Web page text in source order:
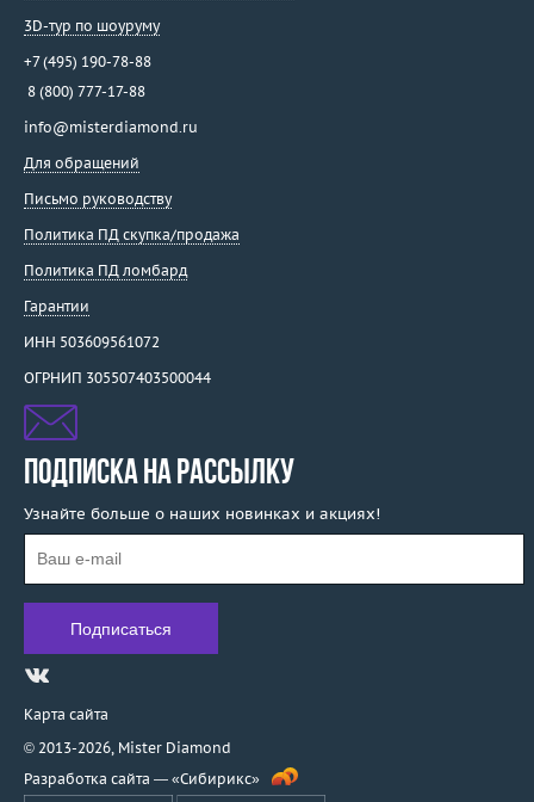
3D-тур по шоуруму
+7 (495) 190-78-88
8 (800) 777-17-88
info@misterdiamond.ru
Для обращений
Письмо руководству
Политика ПД скупка/продажа
Политика ПД ломбард
Гарантии
ИНН 503609561072
ОГРНИП 305507403500044
ПОДПИСКА НА РАССЫЛКУ
Узнайте больше о наших новинках и акциях!
Карта сайта
© 2013-2026, Mister Diamond
Разработка сайта — «Сибирикс»